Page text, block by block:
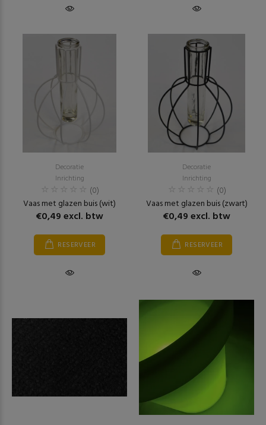
Decoratie
Inrichting
(0)
Vaas met glazen buis (wit)
€0,49 excl. btw
RESERVEER
Decoratie
Inrichting
(0)
Vaas met glazen buis (zwart)
€0,49 excl. btw
RESERVEER